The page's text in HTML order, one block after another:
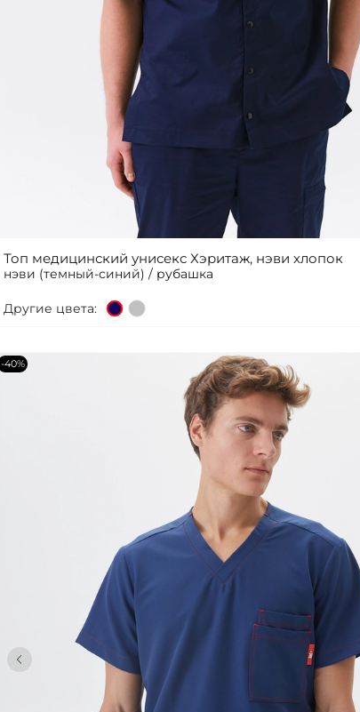
Топ медицинский унисекс Хэритаж, нэви хлопок
нэви (темный-синий) / рубашка
Другие цвета:
-40%